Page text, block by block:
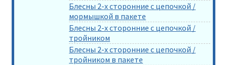
Блесны 2-х сторонние с цепочкой /
мормышкой в пакете
Блесны 2-х сторонние с цепочкой /
тройником
Блесны 2-х сторонние с цепочкой /
тройником в пакете